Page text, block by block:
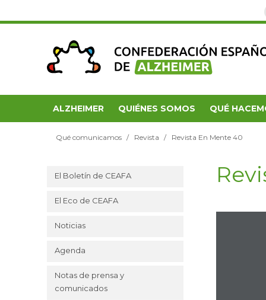
ALZHEIMER QUIÉNES SOMOS QUÉ
Qué comunicamos Revista Revista En Mente 40
El Boletín de CEAFA
El Eco de CEAFA
Noticias
Agenda
Notas de prensa y
comunicados